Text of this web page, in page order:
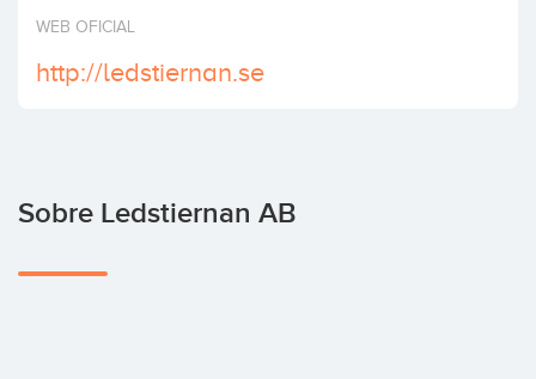
Invertir
WEB OFICIAL
http://ledstiernan.se
Sobre Ledstiernan AB